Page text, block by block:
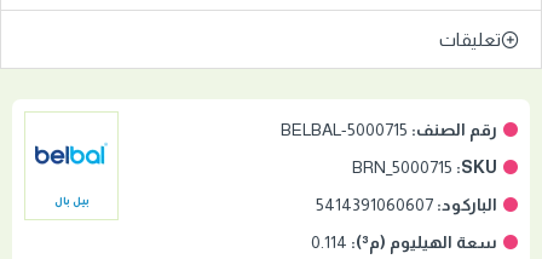
رقم الصنف: BELBAL-5000715
SKU:
BRN_5000715
الباركود: 5414391060607
سعة الهيليوم (م³):
0.114
بيل بال
تعليقات